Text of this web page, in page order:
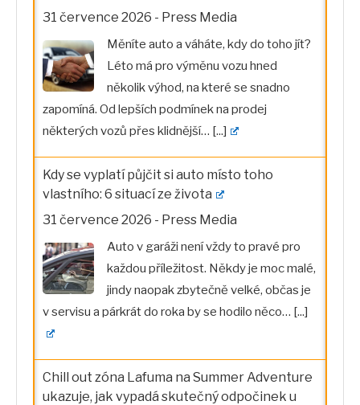
31 července 2026 - Press Media
Měníte auto a váháte, kdy do toho jít?
Léto má pro výměnu vozu hned
několik výhod, na které se snadno
zapomíná. Od lepších podmínek na prodej
některých vozů přes klidnější… [...]
Kdy se vyplatí půjčit si auto místo toho
vlastního: 6 situací ze života
31 července 2026 - Press Media
Auto v garáži není vždy to pravé pro
každou příležitost. Někdy je moc malé,
jindy naopak zbytečně velké, občas je
v servisu a párkrát do roka by se hodilo něco… [...]
Chill out zóna Lafuma na Summer Adventure
ukazuje, jak vypadá skutečný odpočinek u